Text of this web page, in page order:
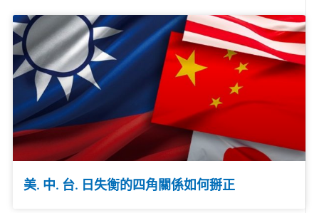
美. 中. 台. 日失衡的四角關係如何掰正